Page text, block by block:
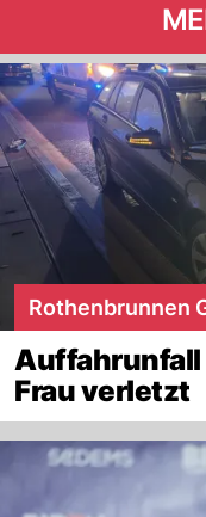
Rothenbrunnen
Auffahrunfall
Frau verletzt